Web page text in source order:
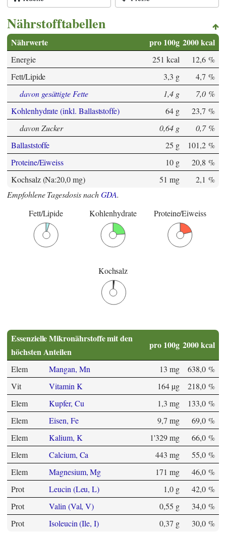
Nährstofftabellen
Nährwerte pro 100g 2000 kcal
Energie 251 kcal
12,6 %
Fett/Lipide
3,3 g
4,7 %
davon gesättigte Fette
1,4 g
7,0 %
Kohlenhydrate (inkl. Ballaststoffe)
64 g
23,7 %
davon Zucker
0,64 g
0,7 %
Ballaststoffe
25 g
101,2 %
Proteine/Eiweiss
10 g
20,8 %
Kochsalz (Na:20,0 mg)
51 mg
2,1 %
Empfohlene Tagesdosis nachGDA.
Fett/Lipide
Kohlenhydrate Proteine/Eiweiss
Kochsalz
Essenzielle Mikronährstoffe mit den
höchsten Anteilen
pro 100g 2000 kcal
Elem Mangan, Mn 13 mg
638,0 %
Vit
Vitamin K 164 µg
218,0 %
Elem
Kupfer, Cu 1,3 mg
133,0 %
Elem
Eisen, Fe 9,7 mg
69,0 %
Elem
Kalium, K 1'329 mg
66,0 %
Elem
Calcium, Ca 443 mg
55,0 %
Elem
Magnesium, Mg 171 mg
46,0 %
Prot
Leucin (Leu, L) 1,0 g
42,0 %
Prot
Valin (Val, V) 0,55 g
34,0 %
Prot
Isoleucin (Ile, I) 0,37 g 30,0 %